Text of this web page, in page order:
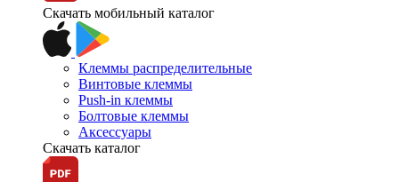
Скачать мобильный каталог
Клеммы распределительные
Винтовые клеммы
Push-in клеммы
Болтовые клеммы
Аксессуары
Скачать каталог